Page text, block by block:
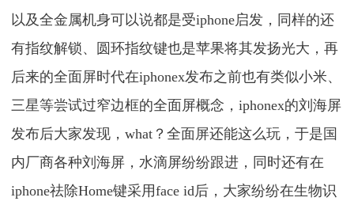
以及全金属机身可以说都是受iphone启发，同样的还
有指纹解锁、圆环指纹键也是苹果将其发扬光大，再
后来的全面屏时代在iphonex发布之前也有类似小米、
三星等尝试过窄边框的全面屏概念，iphonex的刘海屏
发布后大家发现，what？全面屏还能这么玩，于是国
内厂商各种刘海屏，水滴屏纷纷跟进，同时还有在
iphone祛除Home键采用face id后，大家纷纷在生物识